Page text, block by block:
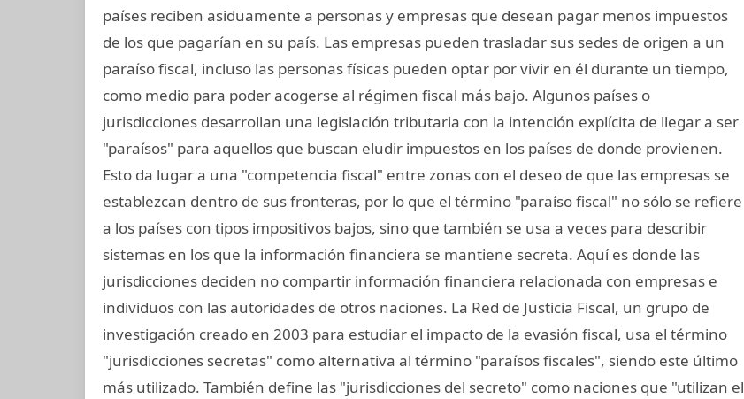
países reciben asiduamente a personas y empresas que desean pagar menos impuestos
de los que pagarían en su país. Las empresas pueden trasladar sus sedes de origen a un
paraíso fiscal, incluso las personas físicas pueden optar por vivir en él durante un tiempo,
como medio para poder acogerse al régimen fiscal más bajo. Algunos países o
jurisdicciones desarrollan una legislación tributaria con la intención explícita de llegar a ser
"paraísos" para aquellos que buscan eludir impuestos en los países de donde provienen.
Esto da lugar a una "competencia fiscal" entre zonas con el deseo de que las empresas se
establezcan dentro de sus fronteras, por lo que el término "paraíso fiscal" no sólo se refiere
a los países con tipos impositivos bajos, sino que también se usa a veces para describir
sistemas en los que la información financiera se mantiene secreta. Aquí es donde las
jurisdicciones deciden no compartir información financiera relacionada con empresas e
individuos con las autoridades de otros naciones. La Red de Justicia Fiscal, un grupo de
investigación creado en 2003 para estudiar el impacto de la evasión fiscal, usa el término
"jurisdicciones secretas" como alternativa al término "paraísos fiscales", siendo este último
más utilizado. También define las "jurisdicciones del secreto" como naciones que "utilizan el